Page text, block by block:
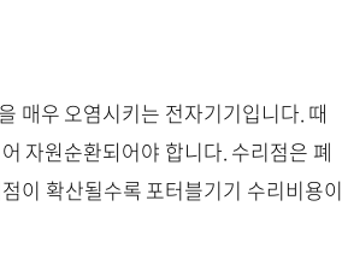
매우 오염시키는 전자기기입니다. 때
자원순환되어야 합니다. 수리점은 폐
이 확산될수록 포터블기기 수리비용이